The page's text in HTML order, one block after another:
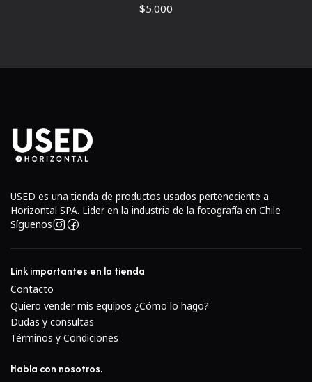
$5.000
USED es una tienda de productos usados perteneciente a
Horizontal SPA. Lider en la industria de la fotografía en Chile
Síguenos
Link importantes en la tienda
Contacto
Quiero vender mis equipos ¿Cómo lo hago?
Dudas y consultas
Términos y Condiciones
Habla con nosotros.